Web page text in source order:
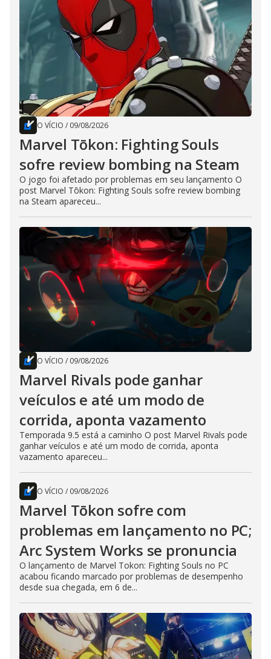
O VÍCIO / 09/08/2026
Marvel Tōkon: Fighting Souls
sofre review bombing na Steam
O jogo foi afetado por problemas em seu lançamento O
post Marvel Tōkon: Fighting Souls sofre review bombing
na Steam apareceu...
O VÍCIO / 09/08/2026
Marvel Rivals pode ganhar
veículos e até um modo de
corrida, aponta vazamento
Temporada 9.5 está a caminho O post Marvel Rivals pode
ganhar veículos e até um modo de corrida, aponta
vazamento apareceu...
O VÍCIO / 09/08/2026
Marvel Tōkon sofre com
problemas em lançamento no PC;
Arc System Works se pronuncia
O lançamento de Marvel Tokon: Fighting Souls no PC
acabou ficando marcado por problemas de desempenho
desde sua chegada, em 6 de...